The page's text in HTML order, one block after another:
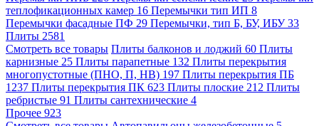
теплофикационных камер 16 Перемычки тип ИП 8
Перемычки фасадные ПФ 29 Перемычки, тип Б, БУ, ИБУ 33
Плиты 2581
Смотреть все товары Плиты балконов и лоджий 60 Плиты
карнизные 25 Плиты парапетные 132 Плиты перекрытия
многопустотные (ПНО, П, НВ) 197 Плиты перекрытия ПБ
1237 Плиты перекрытия ПК 623 Плиты плоские 212 Плиты
ребристые 91 Плиты сантехнические 4
Прочее 923